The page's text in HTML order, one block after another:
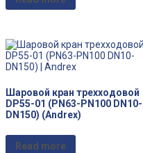
Шаровой кран трехходовой
DP55-01 (PN63-PN100 DN10-
DN150) (Andrex)
Read more